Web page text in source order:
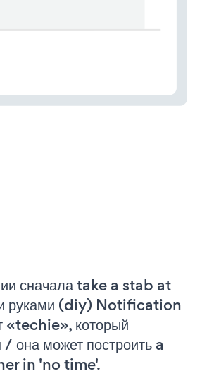
сначала take a stab at
руками (diy) Notification
который
/ она может построить a
in 'no time'.